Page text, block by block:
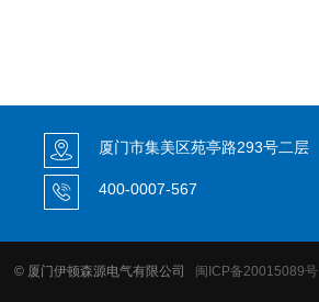
厦门市集美区苑亭路293号二层
400-0007-567
© 厦门伊顿森源电气有限公司 闽ICP备20015089号